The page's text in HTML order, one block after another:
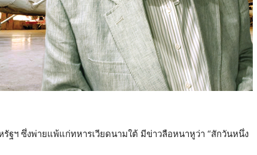
ฐฯ ซึ่งพ่ายแพ้แก่ทหารเวียดนามใต้ มีข่าวลือหนาหูว่า “สักวันหนึ่ง